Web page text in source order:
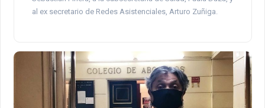
al ex secretario de Redes Asistenciales, Arturo Zuñiga.